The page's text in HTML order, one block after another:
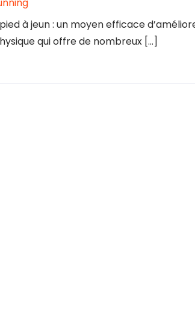
à jeun : un moyen efficace
qui offre de nombreux […]